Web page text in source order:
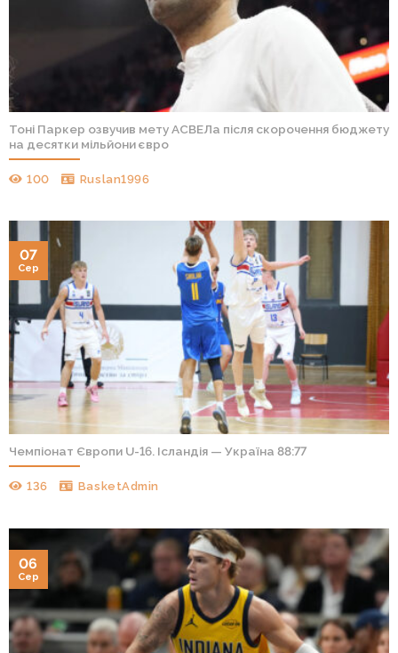
Тоні Паркер озвучив мету АСВЕЛа після скорочення бюджету
на десятки мільйони євро
100 Ruslan1996
Чемпіонат Європи U-16. Ісландія — Україна 88:77
136 BasketAdmin
07
Сер
06
Сер